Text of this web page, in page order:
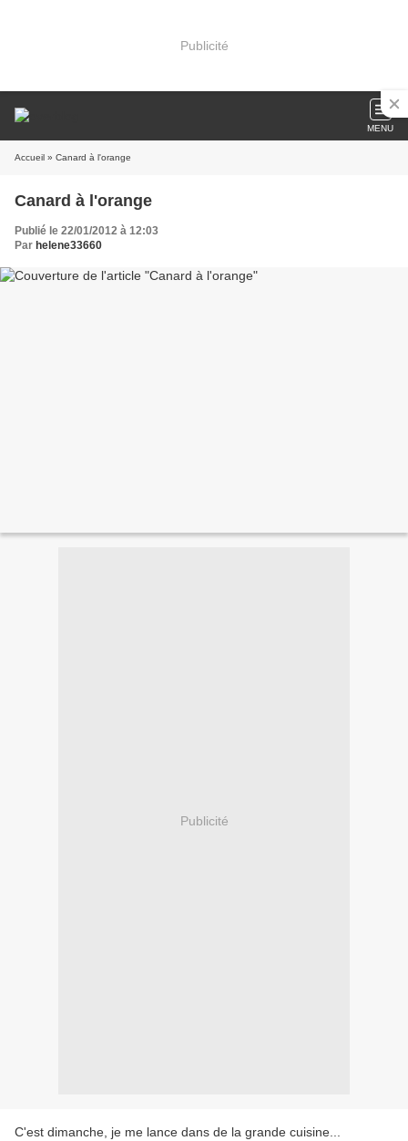
Publicité
MENU
Accueil » Canard à l'orange
Canard à l'orange
Publié le 22/01/2012 à 12:03
Par helene33660
Publicité
C'est dimanche, je me lance dans de la grande cuisine...